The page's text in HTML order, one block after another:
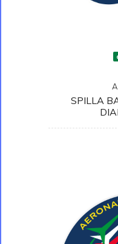
SPILLA